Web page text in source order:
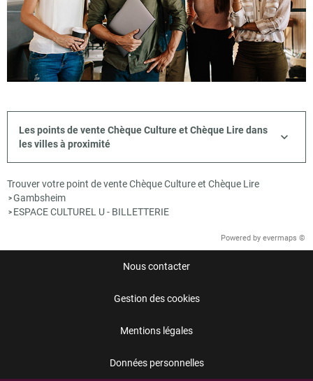
Les points de vente Chèque Culture et Chèque Lire dans
les villes à proximité
Trouver votre point de vente Chèque Culture et Chèque Lire
>Gambsheim
> ESPACE CULTUREL U - BILLETTERIE
Powered by evermaps ©
Nous contacter
Gestion des cookies
Mentions légales
Données personnelles